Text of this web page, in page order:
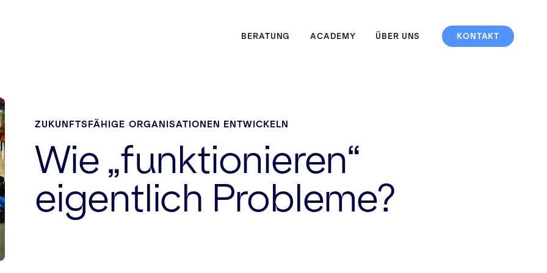
BERATUNG ACADEMY ÜBER UNS KONTAKT
ZUKUNFTSFÄHIGE ORGANISATIONEN ENTWICKELN
Wie „funktionieren“
eigentlich Probleme?